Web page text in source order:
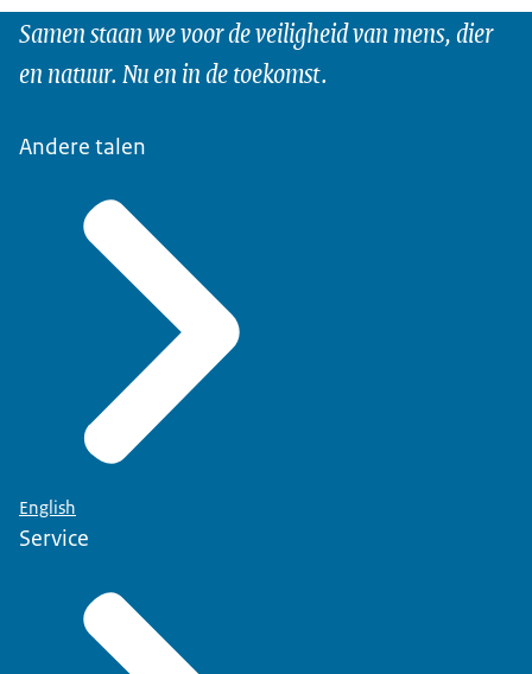
Samen staan we voor de veiligheid van mens, dier
en natuur. Nu en in de toekomst.
Andere talen
English
Service